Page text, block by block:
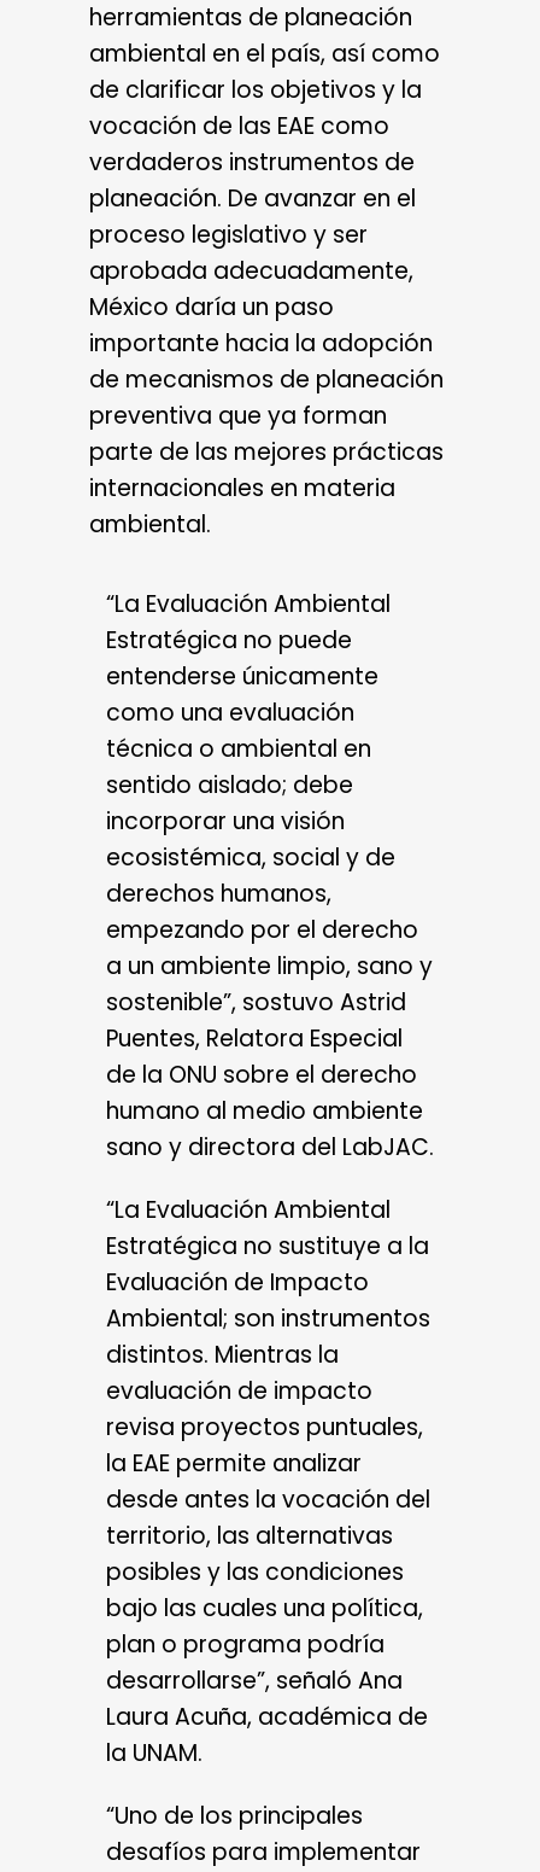
herramientas de planeación
ambiental en el país, así como
de clarificar los objetivos y la
vocación de las EAE como
verdaderos instrumentos de
planeación. De avanzar en el
proceso legislativo y ser
aprobada adecuadamente,
México daría un paso
importante hacia la adopción
de mecanismos de planeación
preventiva que ya forman
parte de las mejores prácticas
internacionales en materia
ambiental.
“La Evaluación Ambiental
Estratégica no puede
entenderse únicamente
como una evaluación
técnica o ambiental en
sentido aislado; debe
incorporar una visión
ecosistémica, social y de
derechos humanos,
empezando por el derecho
a un ambiente limpio, sano y
sostenible”, sostuvo Astrid
Puentes, Relatora Especial
de la ONU sobre el derecho
humano al medio ambiente
sano y directora del LabJAC.
“La Evaluación Ambiental
Estratégica no sustituye a la
Evaluación de Impacto
Ambiental; son instrumentos
distintos. Mientras la
evaluación de impacto
revisa proyectos puntuales,
la EAE permite analizar
desde antes la vocación del
territorio, las alternativas
posibles y las condiciones
bajo las cuales una política,
plan o programa podría
desarrollarse”, señaló Ana
Laura Acuña, académica de
la UNAM.
“Uno de los principales
desafíos para implementar